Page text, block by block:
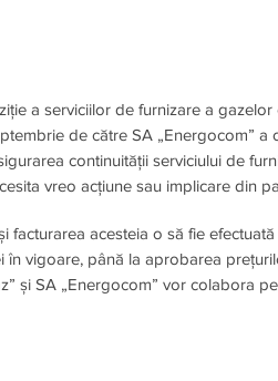
a serviciilor de furnizare a gazelor
de către SA „Energocom” a
continuității serviciului de
vreo acțiune sau implicare din
facturarea acesteia o să fie
în vigoare, până la aprobarea
și SA „Energocom” vor colabora